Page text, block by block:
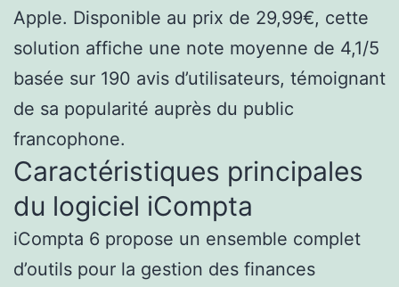
Apple. Disponible au prix de 29,99€, cette
solution affiche une note moyenne de 4,1/5
basée sur 190 avis d’utilisateurs, témoignant
de sa popularité auprès du public
francophone.
Caractéristiques principales
du logiciel iCompta
iCompta 6 propose un ensemble complet
d’outils pour la gestion des finances